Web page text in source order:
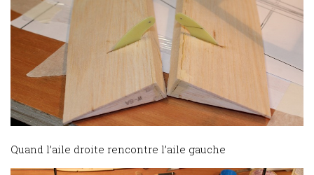
Quand l’aile droite rencontre l’aile gauche